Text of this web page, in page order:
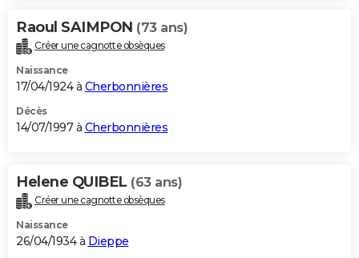
Raoul SAIMPON (73 ans)
Créer une cagnotte obsèques
Naissance
17/04/1924 à Cherbonnières
Décès
14/07/1997 à Cherbonnières
Helene QUIBEL (63 ans)
Créer une cagnotte obsèques
Naissance
26/04/1934 à Dieppe